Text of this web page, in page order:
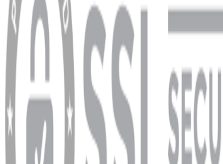
YARDIM VE DESTEK
Ödeme ve Teslimat Şartları
Garanti ve İade Şartları
info@dukkanhifi.com
0850 441 40 44
info@dukkanhifi.com 0850 441 40 44
Çalışma Saatleri: Pazartesi - Cuma 09:30 - 19:30, Cumartesi 10:00 - 18:00